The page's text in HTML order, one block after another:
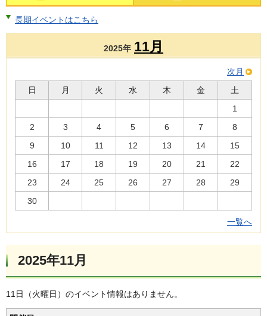
長期イベントはこちら
2025年 11月
次月
日
月 火 水 木 金
土
1
2
3 4 5 6 7
8
9
10 11 12 13 14
15
16
17 18 19 20 21
22
23
24 25 26 27 28
29
30
一覧へ
2025年11月
11日（火曜日）のイベント情報はありません。